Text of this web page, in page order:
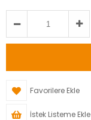
Favorilere Ekle
İstek Listeme Ekle